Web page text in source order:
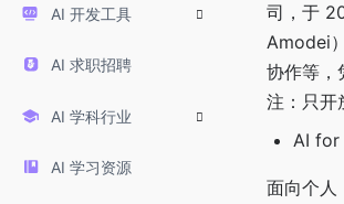
AI 开发工具
AI 求职招聘
AI 学科行业
AI 学习资源
司，于
Amodei
协作等，
注：只开
AI for
面向个人